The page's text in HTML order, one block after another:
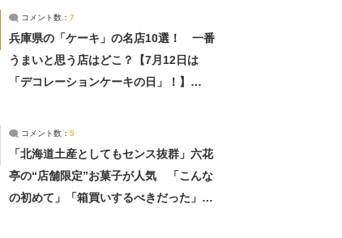
コメント数： 7
兵庫県の「ケーキ」の名店10選！ 一番
うまいと思う店はどこ？【7月12日は
「デコレーションケーキの日」！】
コメント数： 5
「北海道土産としてもセンス抜群」六花
亭の“店舗限定”お菓子が人気 「こんな
の初めて」「箱買いするべきだった」